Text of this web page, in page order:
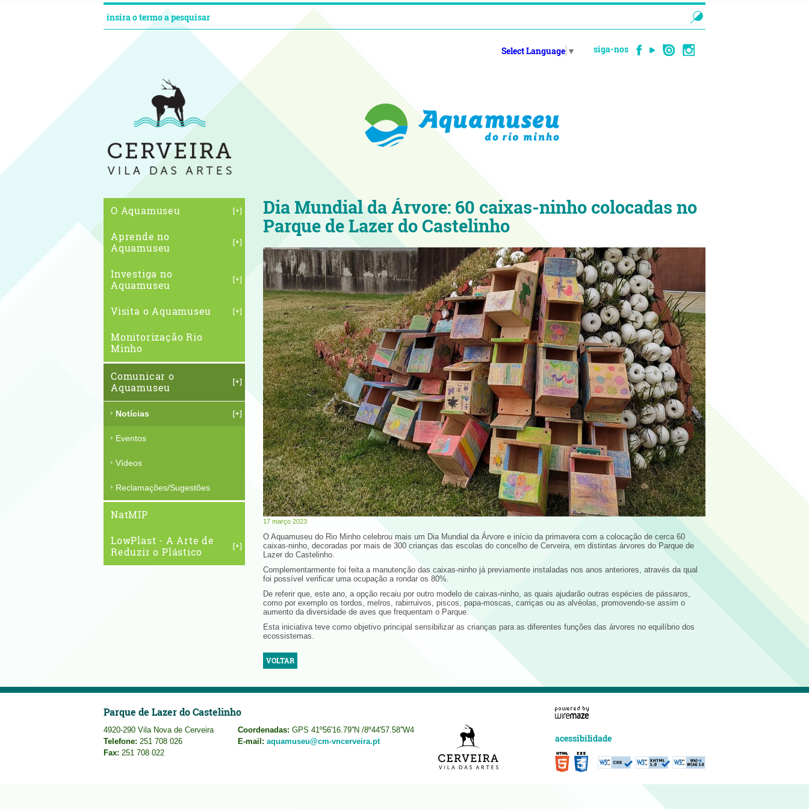
Select Language ▼ siga-nos
O Aquamuseu
Aprende no
Aquamuseu
Investiga no
Aquamuseu
Visita o Aquamuseu
Monitorização Rio
Minho
Comunicar o
Aquamuseu
Notícias
Eventos
Vídeos
Reclamações/Sugestões
NatMIP
LowPlast - A Arte de
Reduzir o Plástico
Dia Mundial da Árvore: 60 caixas-ninho colocadas no
Parque de Lazer do Castelinho
17 março 2023
O Aquamuseu do Rio Minho celebrou mais um Dia Mundial da Árvore e início da primavera com a colocação de cerca 60
caixas-ninho, decoradas por mais de 300 crianças das escolas do concelho de Cerveira, em distintas árvores do Parque de
Lazer do Castelinho.
Complementarmente foi feita a manutenção das caixas-ninho já previamente instaladas nos anos anteriores, através da qual
foi possível verificar uma ocupação a rondar os 80%.
De referir que, este ano, a opção recaiu por outro modelo de caixas-ninho, as quais ajudarão outras espécies de pássaros,
como por exemplo os tordos, melros, rabirruivos, piscos, papa-moscas, carriças ou as alvéolas, promovendo-se assim o
aumento da diversidade de aves que frequentam o Parque.
Esta iniciativa teve como objetivo principal sensibilizar as crianças para as diferentes funções das árvores no equilíbrio dos
ecossistemas.
VOLTAR
Parque de Lazer do Castelinho
4920-290 Vila Nova de Cerveira
Telefone: 251 708 026
Fax: 251 708 022
Coordenadas: GPS 41º56'16.79''N /8º44'57.58''W4
E-mail: aquamuseu@cm-vncerveira.pt acessibilidade